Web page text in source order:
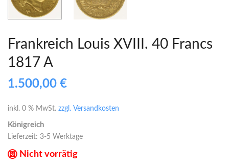
Frankreich Louis XVIII. 40 Francs
1817 A
1.500,00 €
inkl. 0 % MwSt. zzgl. Versandkosten
Königreich
Lieferzeit: 3-5 Werktage
Nicht vorrätig